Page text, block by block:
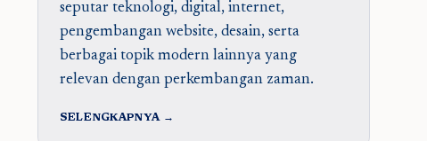
seputar teknologi, digital, internet,
pengembangan website, desain, serta
berbagai topik modern lainnya yang
relevan dengan perkembangan zaman.
SELENGKAPNYA →